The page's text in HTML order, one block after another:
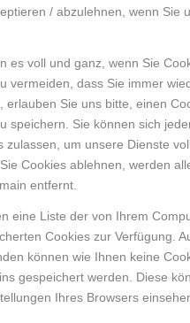
/ abzulehnen, wenn Sie
es voll und ganz, wenn Sie
vermeiden, dass Sie immer
erlauben Sie uns bitte, einen
speichern. Sie können sich
zulassen, um unsere Dienste
Cookies ablehnen, werden
entfernt.
eine Liste der von Ihrem
Cookies zur Verfügung.
können wie Ihnen keine
gespeichert werden. Diese
Ihres Browsers